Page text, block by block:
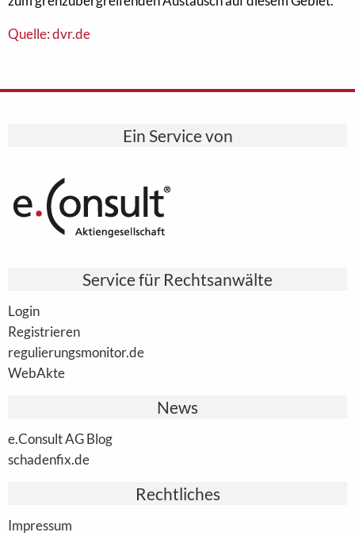
Quelle: dvr.de
Ein Service von
Service für Rechtsanwälte
Login
Registrieren
regulierungsmonitor.de
WebAkte
News
e.Consult AG Blog
schadenfix.de
Rechtliches
Impressum